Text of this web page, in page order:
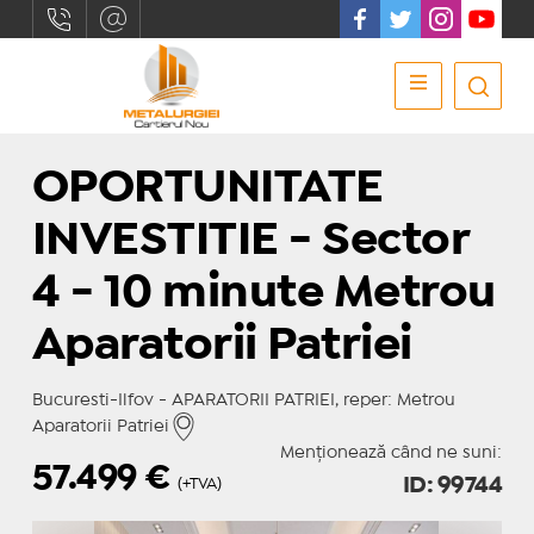
OPORTUNITATE
INVESTITIE - Sector
4 - 10 minute Metrou
Aparatorii Patriei
Bucuresti-Ilfov - APARATORII PATRIEI, reper: Metrou
Aparatorii Patriei
Menționează când ne suni:
57.499€ (+TVA) ID: 99744